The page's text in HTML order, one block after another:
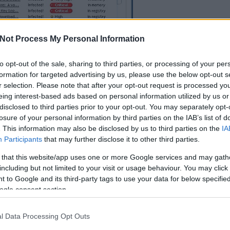
Process My Personal Information
opt-out of the sale, sharing to third parties, or processing of your
for targeted advertising by us, please use the below opt-out
selection. Please note that after your opt-out request is processed
interest-based ads based on personal information utilized by us
to third parties prior to your opt-out. You may separately
of your personal information by third parties on the IAB’s list of
This information may also be disclosed by us to third parties on the
Participants that may further disclose it to other third parties.
that this website/app uses one or more Google services and may
but not limited to your visit or usage behaviour. You may
to Google and its third-party tags to use your data for below
consent section.
Data Processing Opt Outs
egy 2009-ben alapított indiai biztonsági szakértő cég,
ellen kínál megoldást URL scannere segítségével.
az egyetlen olyan a frissen csatlakozottak csapatában,
székhelyű cég 2005 ótakínálja különféle
kevesebbet hallhattunk,egy oroszországi cég termékéről
olyan helyi versenytársak mellett, mint a
Érdemes megjegyezni, hogya hamis antivíruskészítők
, áma VirusTotalos cég nem azonos a csalókkal.